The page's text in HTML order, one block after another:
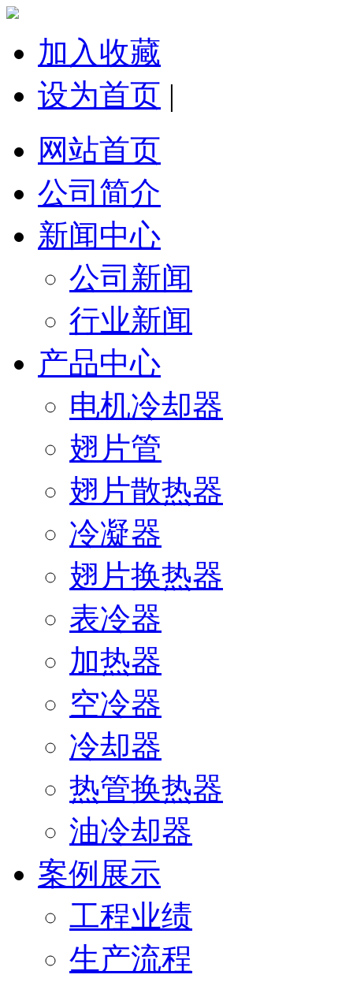
加入收藏
设为首页 |
网站首页
公司简介
新闻中心
公司新闻
行业新闻
产品中心
电机冷却器
翅片管
翅片散热器
冷凝器
翅片换热器
表冷器
加热器
空冷器
冷却器
热管换热器
油冷却器
案例展示
工程业绩
生产流程